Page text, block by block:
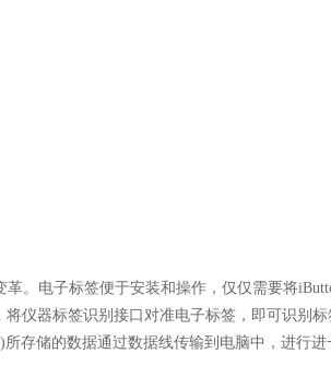
。电子标签便于安装和操作，仅仅需要将
仪器标签识别接口对准电子标签，即可识别
存储的数据通过数据线传输到电脑中，进行进